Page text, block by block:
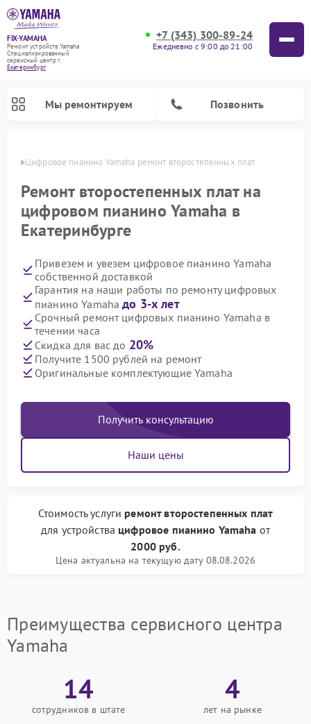
FIX-YAMAHA
Ремонт устройств Yamaha
Специализированный
cервисный центр г.
Екатеринбург
+7 (343) 300-89-24
Ежедневно с 9:00 до 21:00
Мы ремонтируем Позвонить
Цифровое пианино Yamaha ремонт второстепенных плат
Ремонт второстепенных плат на
цифровом пианино Yamaha в
Екатеринбурге
Привезем и увезем цифровое пианино Yamaha
собственной доставкой
Гарантия на наши работы по ремонту цифровых
пианино Yamahaдо 3-х лет
Срочный ремонт цифровых пианино Yamaha в
течении часа
Скидка для вас до 20%
Получите 1500 рублей на ремонт
Оригинальные комплектующие Yamaha
Получить консультацию
Наши цены
Стоимость услуги ремонт второстепенных плат
для устройства цифровое пианино Yamaha от
2000 руб.
Цена актуальна на текущую дату 08.08.2026
Преимущества сервисного центра
Yamaha
14
сотрудников в штате
4
лет на рынке